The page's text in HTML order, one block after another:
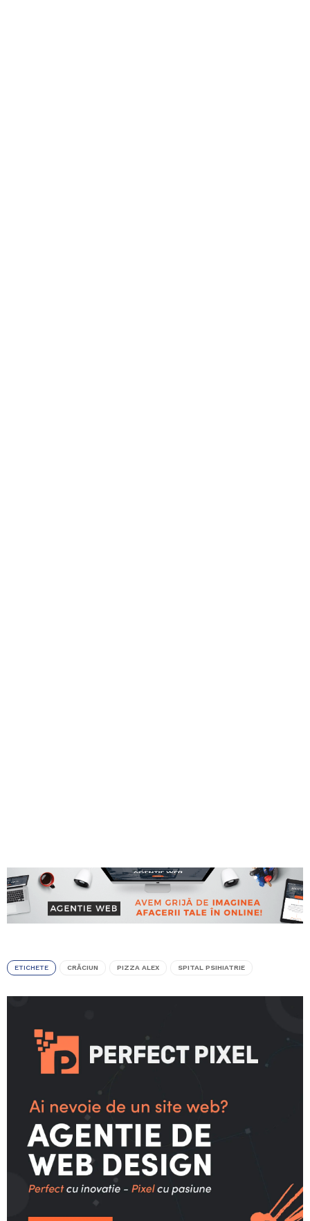
ETICHETE CRĂCIUN PIZZA ALEX SPITAL PSIHIATRIE